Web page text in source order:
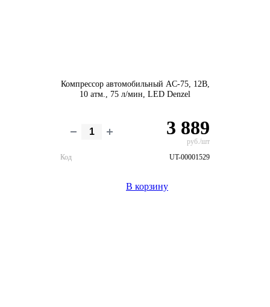
Компрессор автомобильный AC-75, 12В,
10 атм., 75 л/мин, LED Denzel
3 889
руб./шт
Код
UT-00001529
В корзину